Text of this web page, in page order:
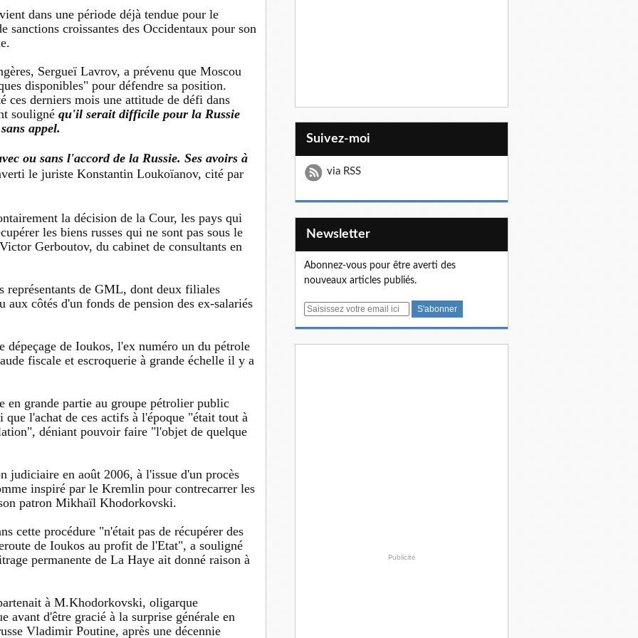
dans une période déjà tendue pour le
croissantes des Occidentaux pour son
Sergueï Lavrov, a prévenu que Moscou
disponibles" pour défendre sa position.
derniers mois une attitude de défi dans
souligné qu'il serait difficile pour la Russie
appel.
ou sans l'accord de la Russie. Ses avoirs à
le juriste Konstantin Loukoïanov, cité par
la décision de la Cour, les pays qui
les biens russes qui ne sont pas sous le
Gerboutov, du cabinet de consultants en
représentants de GML, dont deux filiales
côtés d'un fonds de pension des ex-salariés
de Ioukos, l'ex numéro un du pétrole
fiscale et escroquerie à grande échelle il y a
en grande partie au groupe pétrolier public
l'achat de ces actifs à l'époque "était tout à
déniant pouvoir faire "l'objet de quelque
judiciaire en août 2006, à l'issue d'un procès
inspiré par le Kremlin pour contrecarrer les
patron Mikhaïl Khodorkovski.
cette procédure "n'était pas de récupérer des
de Ioukos au profit de l'Etat", a souligné
permanente de La Haye ait donné raison à
à M.Khodorkovski, oligarque
avant d'être gracié à la surprise générale en
Vladimir Poutine, après une décennie
Suivez-moi
via RSS
Newsletter
Abonnez-vous pour être averti des
nouveaux articles publiés.
E
Publicité